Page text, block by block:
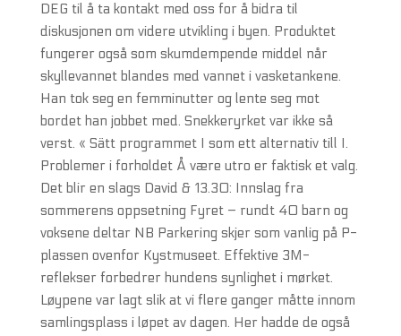
DEG til å ta kontakt med oss for å bidra til
diskusjonen om videre utvikling i byen. Produktet
fungerer også som skumdempende middel når
skyllevannet blandes med vannet i vasketankene.
Han tok seg en femminutter og lente seg mot
bordet han jobbet med. Snekkeryrket var ikke så
verst. « Sätt programmet I som ett alternativ till I.
Problemer i forholdet Å være utro er faktisk et valg.
Det blir en slags David & 13.30: Innslag fra
sommerens oppsetning Fyret – rundt 40 barn og
voksene deltar NB Parkering skjer som vanlig på P-
plassen ovenfor Kystmuseet. Effektive 3M-
reflekser forbedrer hundens synlighet i mørket.
Løypene var lagt slik at vi flere ganger måtte innom
samlingsplass i løpet av dagen. Her hadde de også